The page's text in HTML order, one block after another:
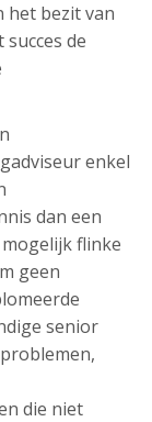
het bezit van
de
enkel
dan een
flinke
geen
senior
die niet